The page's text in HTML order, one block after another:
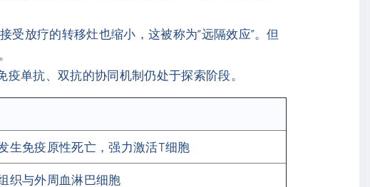
放疗的转移灶也缩小，这被称为“远隔效应”。但
单抗、双抗的协同机制仍处于探索阶段。
生免疫原性死亡，强力激活T细胞
织与外周血淋巴细胞